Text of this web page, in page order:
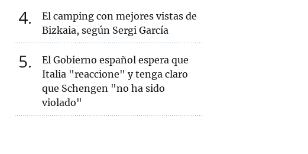
4
El camping con mejores vistas de
Bizkaia, según Sergi García
5
El Gobierno español espera que
Italia "reaccione" y tenga claro
que Schengen "no ha sido
violado"